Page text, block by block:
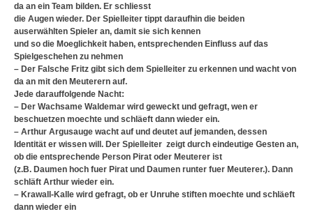
da an ein Team bilden. Er schliesst
die Augen wieder. Der Spielleiter tippt daraufhin die beiden
auserwählten Spieler an, damit sie sich kennen
und so die Moeglichkeit haben, entsprechenden Einfluss auf das
Spielgeschehen zu nehmen
– Der Falsche Fritz gibt sich dem Spielleiter zu erkennen und wacht von
da an mit den Meuterern auf.
Jede darauffolgende Nacht:
– Der Wachsame Waldemar wird geweckt und gefragt, wen er
beschuetzen moechte und schläeft dann wieder ein.
– Arthur Argusauge wacht auf und deutet auf jemanden, dessen
Identität er wissen will. Der Spielleiter zeigt durch eindeutige Gesten an,
ob die entsprechende Person Pirat oder Meuterer ist
(z.B. Daumen hoch fuer Pirat und Daumen runter fuer Meuterer.). Dann
schläft Arthur wieder ein.
– Krawall-Kalle wird gefragt, ob er Unruhe stiften moechte und schläeft
dann wieder ein